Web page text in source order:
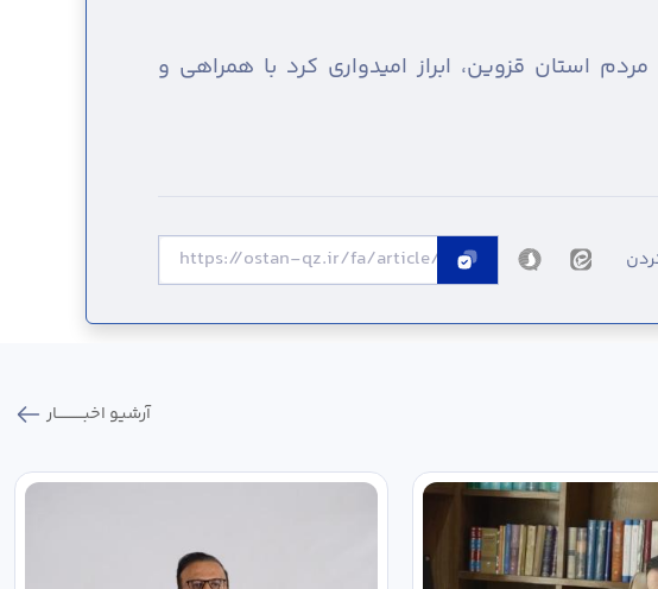
استان قزوین، ابراز امیدواری کرد با همراهی و
آرشیو اخبـــــــــــار